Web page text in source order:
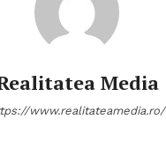
Media
www.realitateamedia.ro/